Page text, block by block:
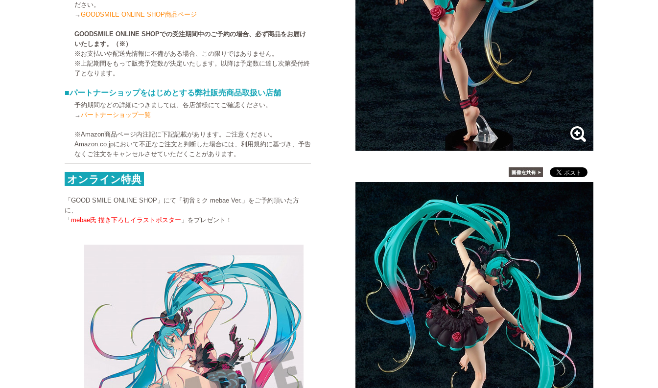
ださい。
→GOODSMILE ONLINE SHOP商品ページ
GOODSMILE ONLINE SHOPでの受注期間中のご予約の場合、必ず商品をお届け
いたします。（※）
※お支払いや配送先情報に不備がある場合、この限りではありません。
※上記期間をもって販売予定数が決定いたします。以降は予定数に達し次第受付終
了となります。
■パートナーショップをはじめとする弊社販売商品取扱い店舗
予約期間などの詳細につきましては、各店舗様にてご確認ください。
→パートナーショップ一覧
※Amazon商品ページ内注記に下記記載があります。ご注意ください。
Amazon.co.jpにおいて不正なご注文と判断した場合には、利用規約に基づき、予告
なくご注文をキャンセルさせていただくことがあります。
オンライン特典
「GOOD SMILE ONLINE SHOP」にて「初音ミク mebae Ver.」をご予約頂いた方
に、
「 mebae氏 描き下ろしイラストポスター 」をプレゼント！